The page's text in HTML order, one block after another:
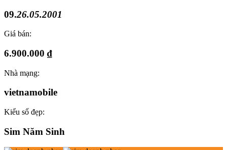
09.26.05.2001
Giá bán:
6.900.000 ₫
Nhà mạng:
vietnamobile
Kiểu số đẹp:
Sim Năm Sinh